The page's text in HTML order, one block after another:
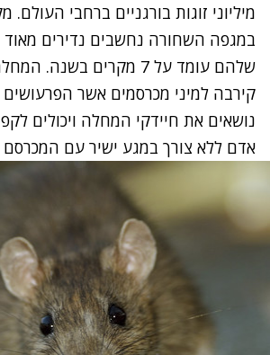
מיליוני זוגות בורגניים ברחבי
במגפה השחורה נחשבים נדירים
שלהם עומד על 7 מקרים
קירבה למיני מכרסמים אשר
נושאים את חיידקי המחלה ויכולים
אדם ללא צורך במגע ישיר עם המכרסם